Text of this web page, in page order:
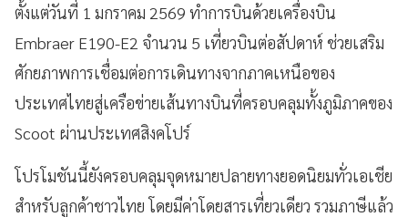
ตั้งแต่วันที่ 1 มกราคม 2569 ทำการบินด้วยเครื่องบิน
Embraer E190-E2 จำนวน 5 เที่ยวบินต่อสัปดาห์ ช่วยเสริม
ศักยภาพการเชื่อมต่อการเดินทางจากภาคเหนือของ
ประเทศไทยสู่เครือข่ายเส้นทางบินที่ครอบคลุมทั้งภูมิภาคของ
Scoot ผ่านประเทศสิงคโปร์
โปรโมชันนี้ยังครอบคลุมจุดหมายปลายทางยอดนิยมทั่วเอเชีย
สำหรับลูกค้าชาวไทย โดยมีค่าโดยสารเที่ยวเดียว รวมภาษีแล้ว